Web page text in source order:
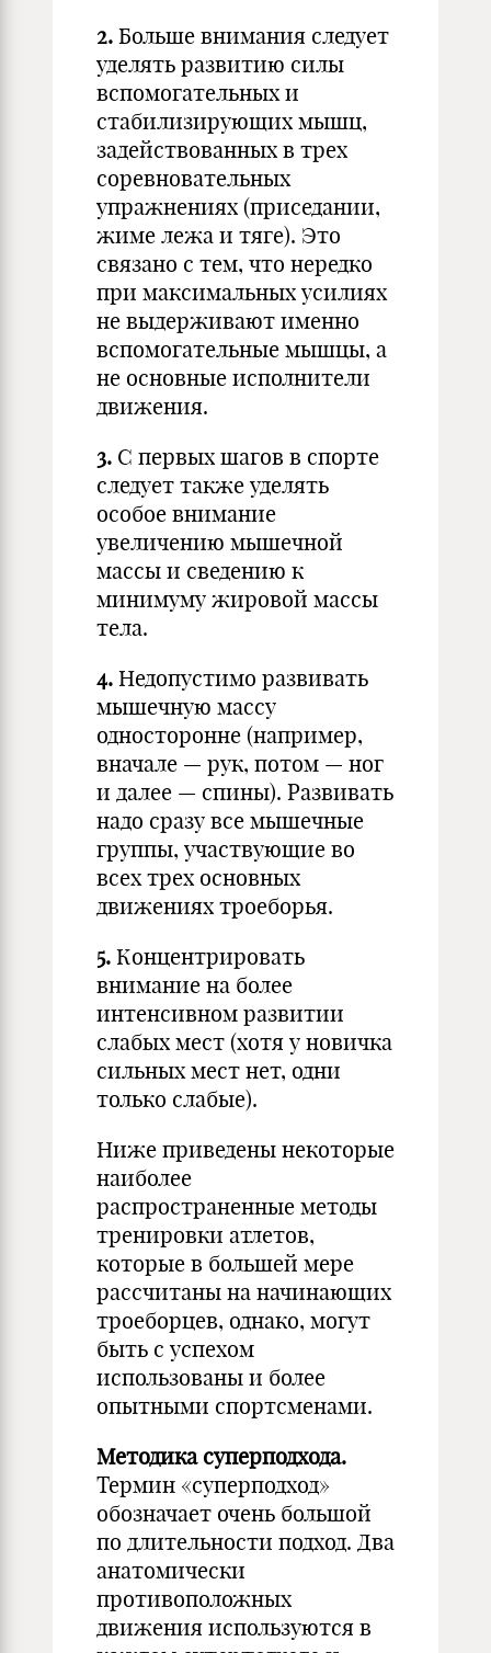
2. Больше внимания следует
уделять развитию силы
вспомогательных и
стабилизирующих мышц,
задействованных в трех
соревновательных
упражнениях (приседании,
жиме лежа и тяге). Это
связано с тем, что нередко
при максимальных усилиях
не выдерживают именно
вспомогательные мышцы, а
не основные исполнители
движения.
3. С первых шагов в спорте
следует также уделять
особое внимание
увеличению мышечной
массы и сведению к
минимуму жировой массы
тела.
4. Недопустимо развивать
мышечную массу
односторонне (например,
вначале — рук, потом — ног
и далее — спины). Развивать
надо сразу все мышечные
группы, участвующие во
всех трех основных
движениях троеборья.
5. Концентрировать
внимание на более
интенсивном развитии
слабых мест (хотя у новичка
сильных мест нет, одни
только слабые).
Ниже приведены некоторые
наиболее
распространенные методы
тренировки атлетов,
которые в большей мере
рассчитаны на начинающих
троеборцев, однако, могут
быть с успехом
использованы и более
опытными спортсменами.
Методика суперподхода.
Термин «суперподход»
обозначает очень большой
по длительности подход. Два
анатомически
противоположных
движения используются в